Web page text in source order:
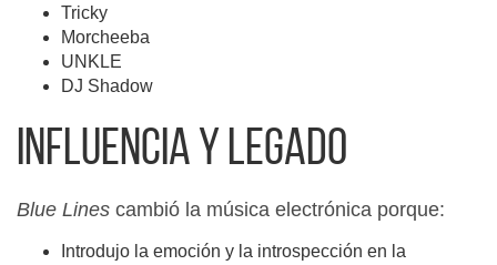
Tricky
Morcheeba
UNKLE
DJ Shadow
Influencia y legado
Blue Lines cambió la música electrónica porque:
Introdujo la emoción y la introspección en la